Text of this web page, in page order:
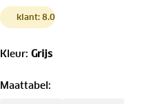
klant: 8.0
Kleur: Grijs
Maattabel: